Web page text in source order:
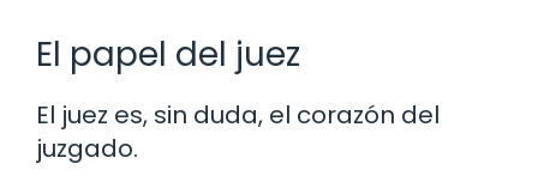
El papel del juez
El juez es, sin duda, el corazón del
juzgado.